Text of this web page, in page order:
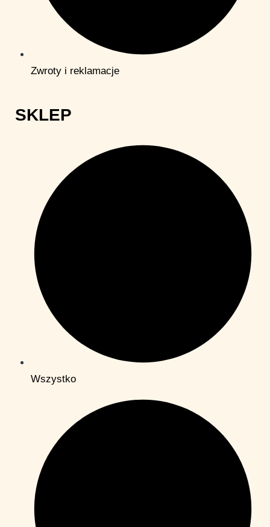
Zwroty i reklamacje
SKLEP
Wszystko